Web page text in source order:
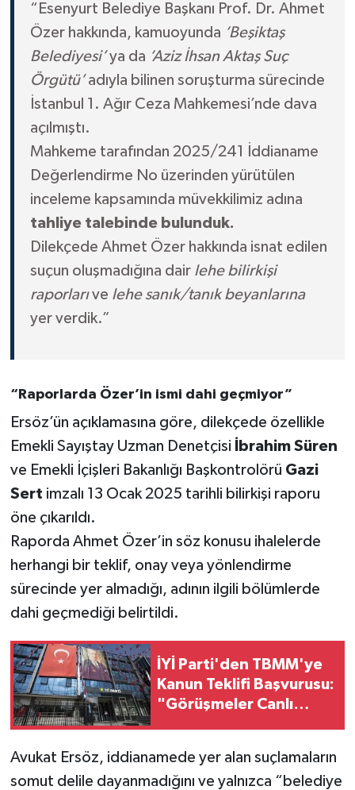
“Esenyurt Belediye Başkanı Prof. Dr. Ahmet
Özer hakkında, kamuoyunda ‘Beşiktaş
Belediyesi’ya da ‘Aziz İhsan Aktaş Suç
Örgütü’adıyla bilinen soruşturma sürecinde
İstanbul 1. Ağır Ceza Mahkemesi’nde dava
açılmıştı.
Mahkeme tarafından 2025/241 İddianame
Değerlendirme No üzerinden yürütülen
inceleme kapsamında müvekkilimiz adına
tahliye talebinde bulunduk.
Dilekçede Ahmet Özer hakkında isnat edilen
suçun oluşmadığına dair lehe bilirkişi
raporlarıve lehe sanık/tanık beyanlarına
yer verdik.”
“Raporlarda Özer’in ismi dahi geçmiyor”
Ersöz’ün açıklamasına göre, dilekçede özellikle
Emekli Sayıştay Uzman Denetçisi
İbrahim Süren
ve Emekli İçişleri Bakanlığı Başkontrolörü Gazi
Sert imzalı 13 Ocak 2025 tarihli bilirkişi raporu
öne çıkarıldı.
Raporda Ahmet Özer’in söz konusu ihalelerde
herhangi bir teklif, onay veya yönlendirme
sürecinde yer almadığı, adının ilgili bölümlerde
dahi geçmediği belirtildi.
İYİ Parti'den TBMM'ye
Kanun Teklifi Başvurusu:
"Görüşmeler Canlı
Avukat Ersöz, iddianamede yer alan suçlamaların
somut delile dayanmadığını ve yalnızca “belediye